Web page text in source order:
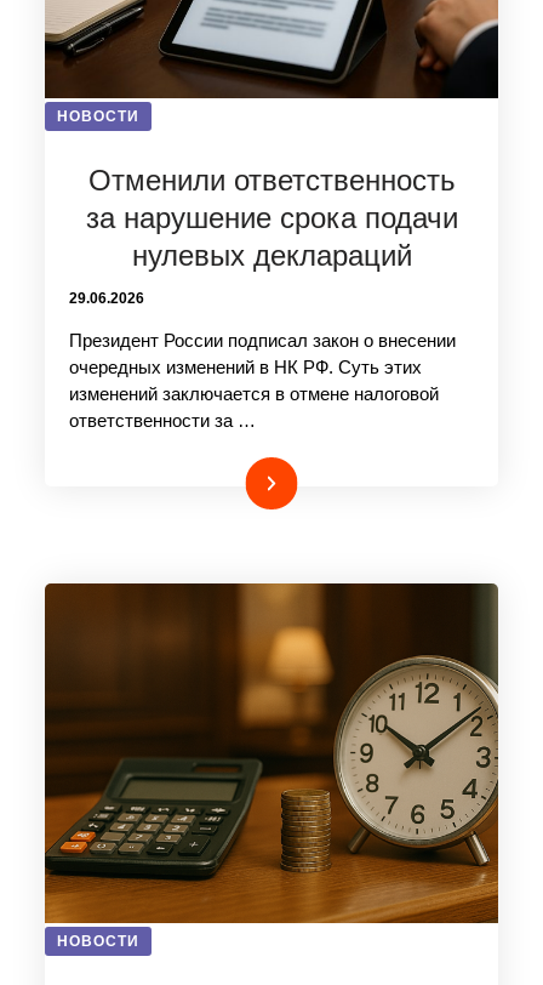
НОВОСТИ
Отменили ответственность
за нарушение срока подачи
нулевых деклараций
29.06.2026
Президент России подписал закон о внесении
очередных изменений в НК РФ. Суть этих
изменений заключается в отмене налоговой
ответственности за …
Подробнее
НОВОСТИ